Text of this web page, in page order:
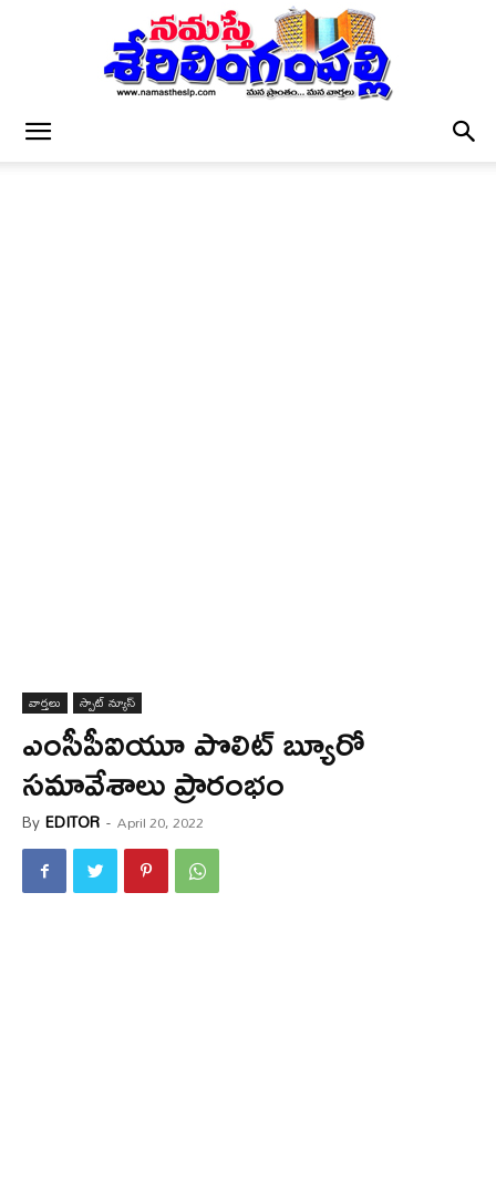
వార్త‌లు స్పాట్ న్యూస్
ఎంసీపీఐయూ పొలిట్ బ్యూరో
సమావేశాలు ప్రారంభం
ByEDITOR - April 20, 2022